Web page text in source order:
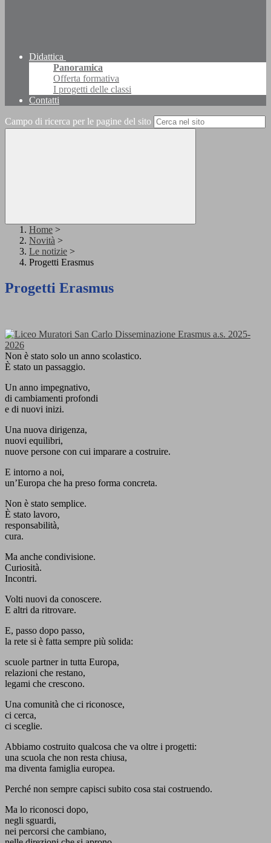
Didattica
Panoramica
Offerta formativa
I progetti delle classi
Contatti
Campo di ricerca per le pagine del sito
Home >
Novità >
Le notizie >
Progetti Erasmus
Progetti Erasmus
Non è stato solo un anno scolastico.
È stato un passaggio.
Un anno impegnativo,
di cambiamenti profondi
e di nuovi inizi.
Una nuova dirigenza,
nuovi equilibri,
nuove persone con cui imparare a costruire.
E intorno a noi,
un’Europa che ha preso forma concreta.
Non è stato semplice.
È stato lavoro,
responsabilità,
cura.
Ma anche condivisione.
Curiosità.
Incontri.
Volti nuovi da conoscere.
E altri da ritrovare.
E, passo dopo passo,
la rete si è fatta sempre più solida:
scuole partner in tutta Europa,
relazioni che restano,
legami che crescono.
Una comunità che ci riconosce,
ci cerca,
ci sceglie.
Abbiamo costruito qualcosa che va oltre i progetti:
una scuola che non resta chiusa,
ma diventa famiglia europea.
Perché non sempre capisci subito cosa stai costruendo.
Ma lo riconosci dopo,
negli sguardi,
nei percorsi che cambiano,